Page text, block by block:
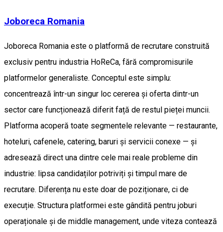
Joboreca Romania
Joboreca Romania este o platformă de recrutare construită
exclusiv pentru industria HoReCa, fără compromisurile
platformelor generaliste. Conceptul este simplu:
concentrează într-un singur loc cererea și oferta dintr-un
sector care funcționează diferit față de restul pieței muncii.
Platforma acoperă toate segmentele relevante — restaurante,
hoteluri, cafenele, catering, baruri și servicii conexe — și
adresează direct una dintre cele mai reale probleme din
industrie: lipsa candidaților potriviți și timpul mare de
recrutare. Diferența nu este doar de poziționare, ci de
execuție. Structura platformei este gândită pentru joburi
operaționale și de middle management, unde viteza contează